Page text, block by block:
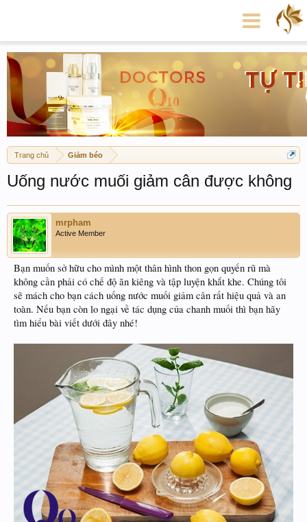
Trang chủ Giảm béo
Uống nước muối giảm cân được không
mrpham
Active Member
Bạn muốn sở hữu cho mình một thân hình thon gọn quyến rũ mà
không cần phải có chế độ ăn kiêng và tập luyện khắt khe. Chúng tôi
sẽ mách cho bạn cách uống nước muối giảm cân rất hiệu quả và an
toàn. Nếu bạn còn lo ngại về tác dụng của chanh muối thì bạn hãy
tìm hiểu bài viết dưới đây nhé!